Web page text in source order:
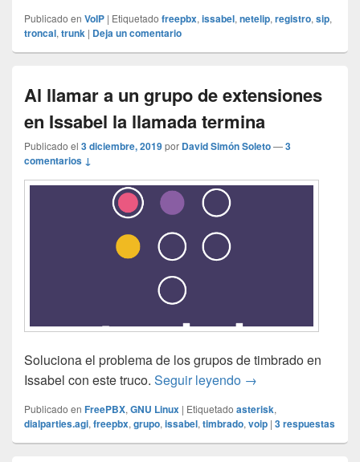
Publicado en VoIP | Etiquetado freepbx, issabel, netelip, registro, sip,
troncal, trunk | Deja un comentario
Al llamar a un grupo de extensiones
en Issabel la llamada termina
Publicado el 3 diciembre, 2019por David Simón Soleto—3
comentarios ↓
Soluciona el problema de los grupos de timbrado en
Issabel con este truco. Seguir leyendo Al llamar a un
→
Publicado en FreePBX, GNU Linux | Etiquetado asterisk,
dialparties.agi, freepbx, grupo, issabel, timbrado, voip | 3respuestas